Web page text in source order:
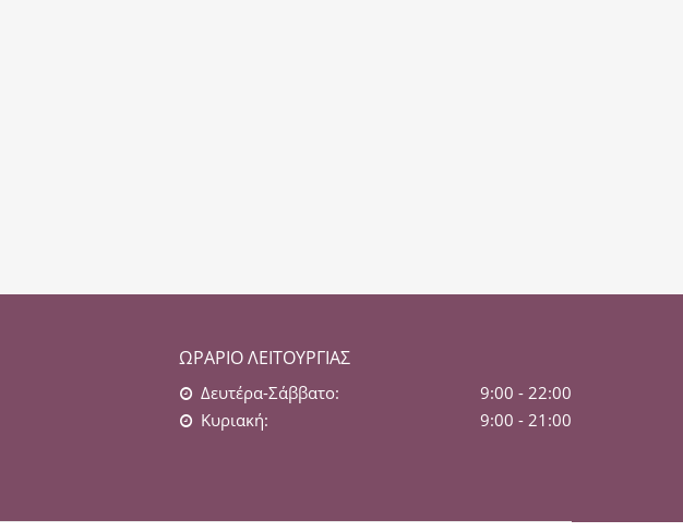
ΩΡΆΡΙΟ ΛΕΙΤΟΥΡΓΊΑΣ
Δευτέρα-Σάββατο:
9:00 - 22:00
Κυριακή:
9:00 - 21:00